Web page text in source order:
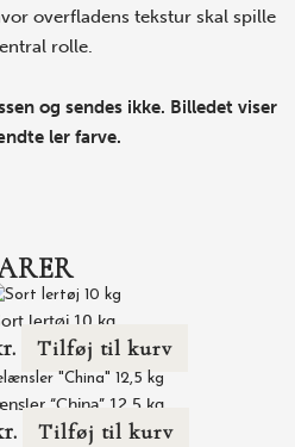
overfladens tekstur skal spille
rolle.
og sendes ikke. Billedet viser
ler farve.
lertøj 10 kg
Tilføj til kurv
“China” 12,5 kg
Tilføj til kurv